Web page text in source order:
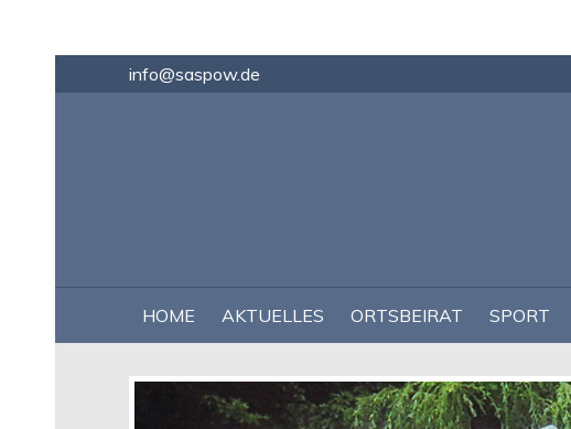
info@saspow.de
ÜBERSPRINGEN
HOME AKTUELLES ORTSBEIRAT SPORT